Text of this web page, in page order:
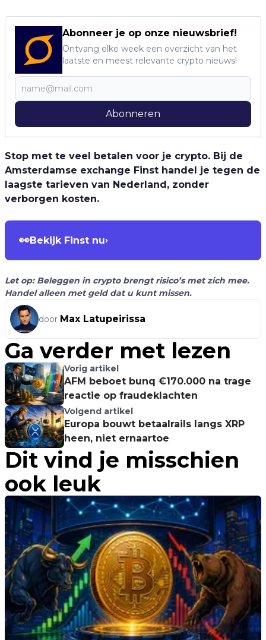
Abonneer je op onze nieuwsbrief!
Ontvang elke week een overzicht van het
laatste en meest relevante crypto nieuws!
Abonneren
Stop met te veel betalen voor je crypto. Bij de
Amsterdamse exchange Finst handel je tegen de
laagste tarieven van Nederland, zonder
verborgen kosten.
👀Bekijk Finst nu›
Let op: Beleggen in crypto brengt risico’s met zich mee.
Handel alleen met geld dat u kunt missen.
door Max Latupeirissa
Ga verder met lezen
Vorig artikel
AFM beboet bunq €170.000 na trage
reactie op fraudeklachten
Volgend artikel
Europa bouwt betaalrails langs XRP
heen, niet ernaartoe
Dit vind je misschien
ook leuk